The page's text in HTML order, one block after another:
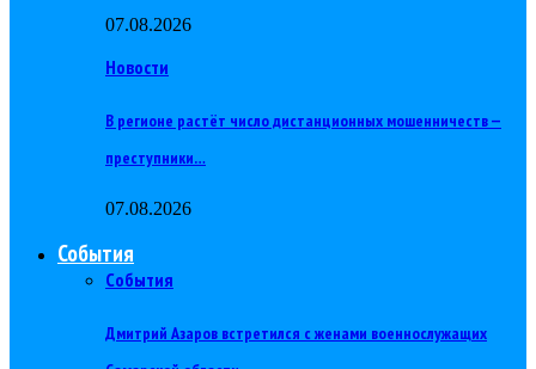
07.08.2026
Новости
В регионе растёт число дистанционных мошенничеств —
преступники…
07.08.2026
События
События
Дмитрий Азаров встретился с женами военнослужащих